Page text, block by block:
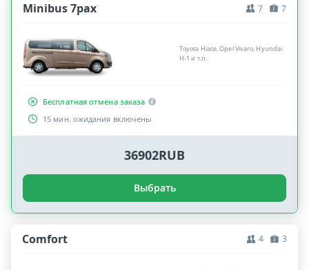
Minibus 7pax 7 7
Toyota Hiace, Opel Vivaro, Hyundai
H-1 и т.п.
Бесплатная отмена заказа
15 мин. ожидания включены
36902RUB
Выбрать
Comfort 4 3